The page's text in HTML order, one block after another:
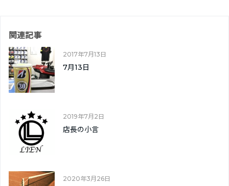
関連記事
2017年7月13日
7月13日
2019年7月2日
店長の小言
2020年3月26日